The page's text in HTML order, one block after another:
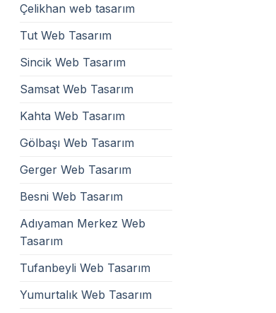
Çelikhan web tasarım
Tut Web Tasarım
Sincik Web Tasarım
Samsat Web Tasarım
Kahta Web Tasarım
Gölbaşı Web Tasarım
Gerger Web Tasarım
Besni Web Tasarım
Adıyaman Merkez Web
Tasarım
Tufanbeyli Web Tasarım
Yumurtalık Web Tasarım